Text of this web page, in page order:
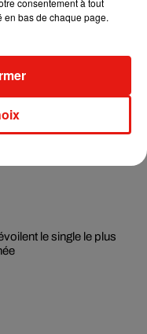
à la vie de chatelain
le remix de « Love
le single le plus
consentement à tout
en bas de chaque page.